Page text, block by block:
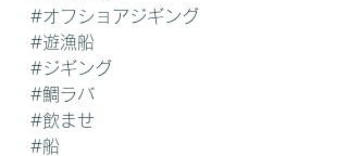
#オフショアジギング
#遊漁船
#ジギング
#鯛ラバ
#飲ませ
#船